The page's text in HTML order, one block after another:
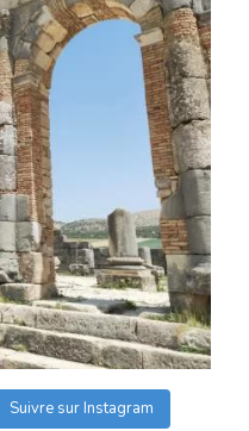
Suivre sur Instagram